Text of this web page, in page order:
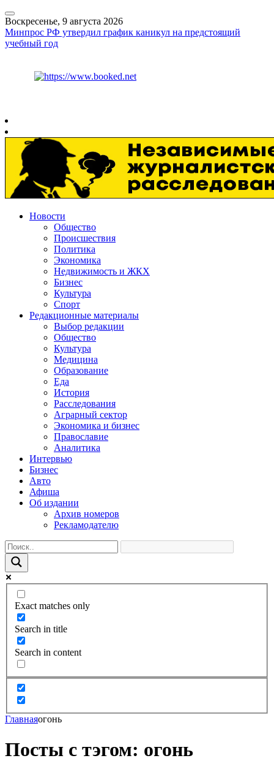
Воскресенье, 9 августа 2026
Минпрос РФ утвердил график каникул на предстоящий
учебный год
Новости
Общество
Происшествия
Политика
Экономика
Недвижимость и ЖКХ
Бизнес
Культура
Спорт
Редакционные материалы
Выбор редакции
Общество
Культура
Медицина
Образование
Еда
История
Расследования
Аграрный сектор
Экономика и бизнес
Православие
Аналитика
Интервью
Бизнес
Авто
Афиша
Об издании
Архив номеров
Рекламодателю
Exact matches only
Search in title
Search in content
Главнаяогонь
Посты с тэгом: огонь